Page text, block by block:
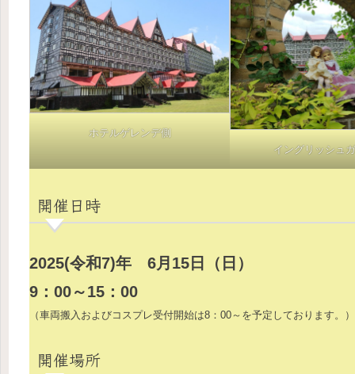
ホテルゲレンデ側
イングリッシュ
開催日時
2025(令和7)年 6月15日（日）
9：00～15：00
（車両搬入およびコスプレ受付開始は8：00～を予定しております。）
開催場所